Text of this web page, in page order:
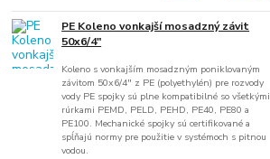
PE Koleno vonkajší mosadzný závit
50x6/4"
Koleno s vonkajším mosadzným poniklovaným
závitom 50x6/4" z PE (polyethylén) pre rozvody
vody PE spojky sú plne kompatibilné so všetkými
rúrkami PEMD, PELD, PEHD, PE40, PE80 a
PE100. Mechanické spojky sú certifikované a
spĺňajú normy pre použitie v systémoch s pitnou
vodou.